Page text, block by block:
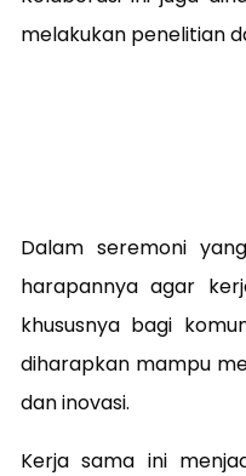
melakukan penelitian
Dalam seremoni
harapannya agar
khususnya bagi
diharapkan mampu
dan inovasi.
Kerja sama ini